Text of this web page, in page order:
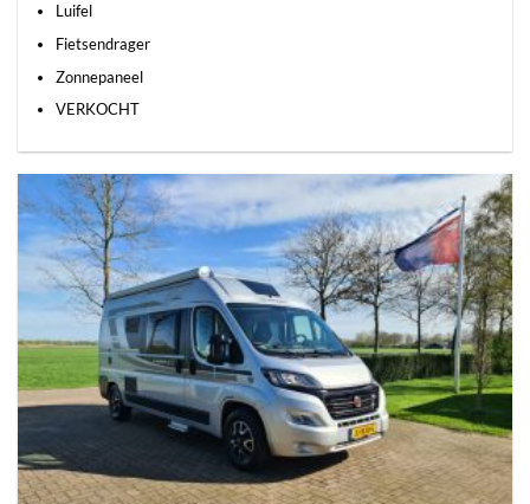
Luifel
Fietsendrager
Zonnepaneel
VERKOCHT